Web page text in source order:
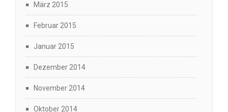
März 2015
Februar 2015
Januar 2015
Dezember 2014
November 2014
Oktober 2014